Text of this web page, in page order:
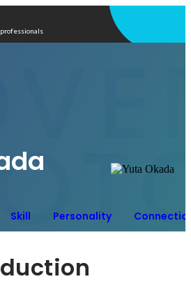
Skill Personality